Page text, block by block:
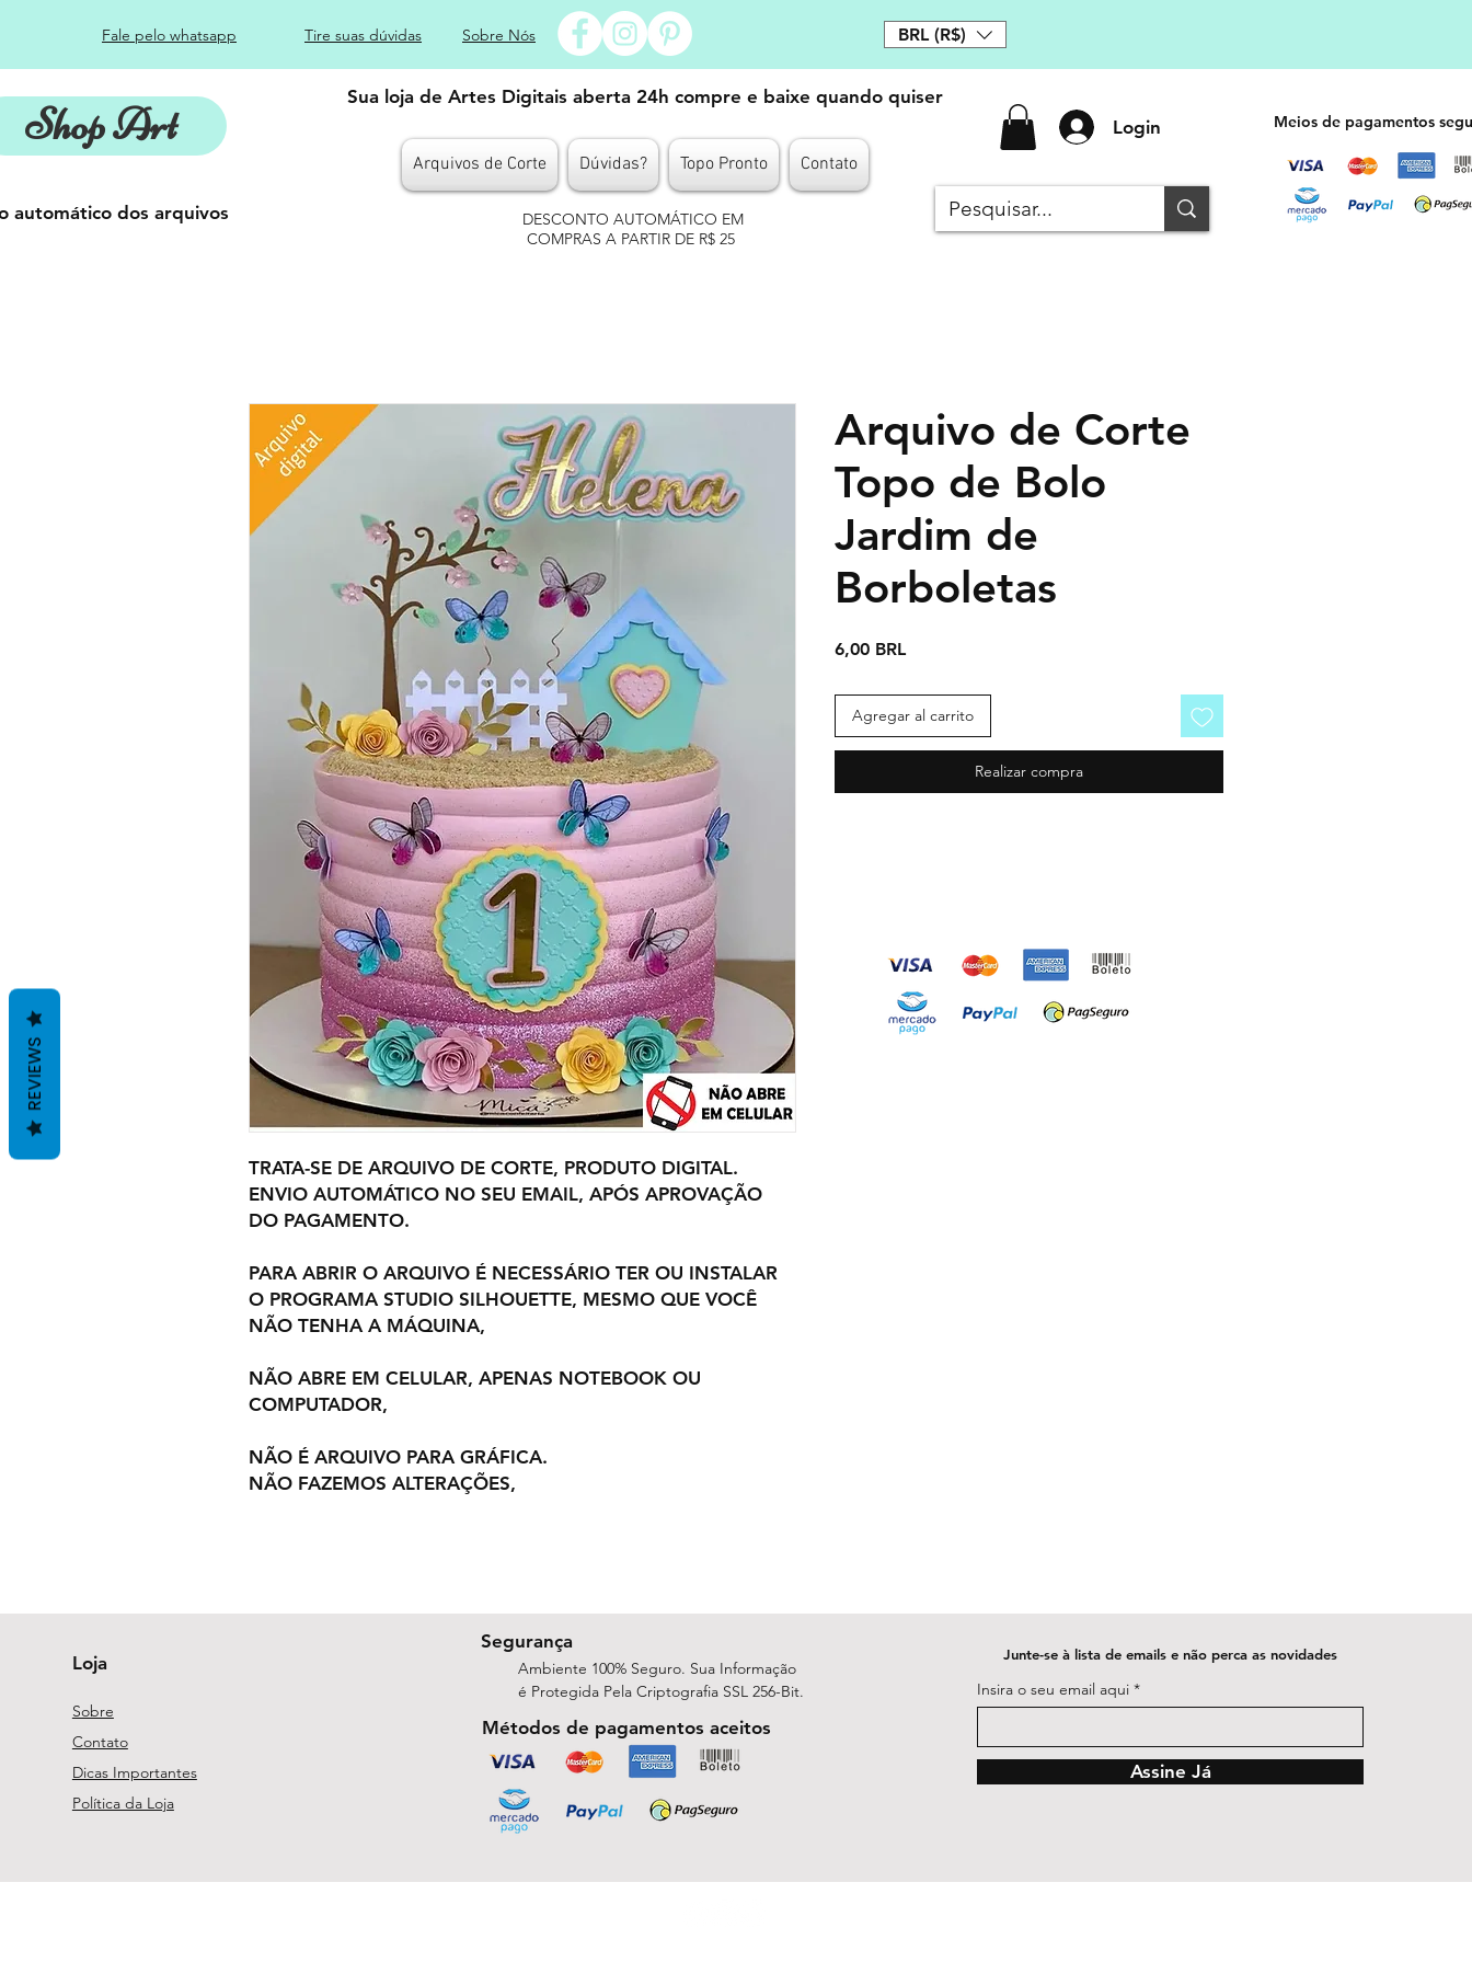
Fale pelo whatsapp Tire suas dúvidas Sobre Nós BRL (R$)
Shop Art
Sua loja de Artes Digitais aberta 24h compre e baixe quando quiser
Arquivos de Corte Dúvidas? Topo Pronto Contato
Login
automático dos arquivos
DESCONTO AUTOMÁTICO EM
COMPRAS A PARTIR DE R$ 25
Meios de pagamentos
TRATA-SE DE ARQUIVO DE CORTE, PRODUTO DIGITAL.
ENVIO AUTOMÁTICO NO SEU EMAIL, APÓS APROVAÇÃO
DO PAGAMENTO.
PARA ABRIR O ARQUIVO É NECESSÁRIO TER OU INSTALAR
O PROGRAMA STUDIO SILHOUETTE, MESMO QUE VOCÊ
NÃO TENHA A MÁQUINA,
NÃO ABRE EM CELULAR, APENAS NOTEBOOK OU
COMPUTADOR,
NÃO É ARQUIVO PARA GRÁFICA.
NÃO FAZEMOS ALTERAÇÕES,
Arquivo de Corte
Topo de Bolo
Jardim de
Borboletas
6,00 BRLPrecio
Agregar al carrito
Realizar compra
Loja
Sobre
Contato
Dicas Importantes
Política da Loja
Segurança
Ambiente 100% Seguro. Sua Informação
é Protegida Pela Criptografia SSL 256-Bit.
Métodos de pagamentos aceitos
Junte-se à lista de emails e não perca as novidades
Insira o seu email aqui
Assine Já
REVIEWS